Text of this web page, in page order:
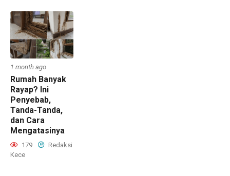
1 month ago
Rumah Banyak
Rayap? Ini
Penyebab,
Tanda-Tanda,
dan Cara
Mengatasinya
179
Redaksi
Kece